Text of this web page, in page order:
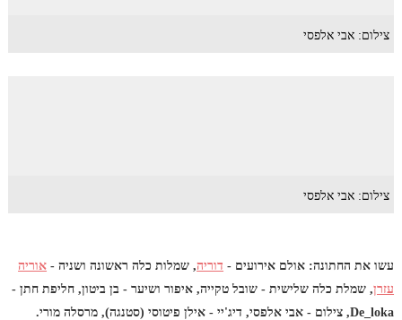
צילום: אבי אלפסי
צילום: אבי אלפסי
עשו את החתונה: אולם אירועים - דוריה, שמלות כלה ראשונה ושניה - אוריה
עזרן, שמלת כלה שלישית - שובל טקייה, איפור ושיער - בן ביטון, חליפת חתן -
De_loka, צילום - אבי אלפסי, דיג'יי - אילן פיטוסי (סטנגה), מרסלה מורי.